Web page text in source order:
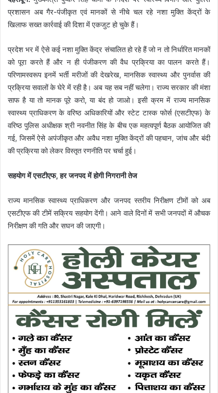
प्रशासन अब गैर-पंजीकृत एवं मानकों से नीचे चल रहे नशा मुक्ति केंद्रों के
खिलाफ सख्त कार्रवाई की दिशा में एकजुट हो चुके हैं।
प्रदेश भर में ऐसे कई नशा मुक्ति केंद्र संचालित हो रहे हैं जो न तो निर्धारित मानकों
को पूरा करते हैं और न ही पंजीकरण की वैध प्रक्रिया का पालन करते हैं।
परिणामस्वरूप इनमें भर्ती मरीजों की देखरेख, मानसिक स्वास्थ्य और पुनर्वास की
प्रक्रिया सवालों के घेरे में रही है। अब यह सब नहीं चलेगा। राज्य सरकार की मंशा
साफ है या तो मानक पूरे करो, या बंद हो जाओ। इसी क्रम में राज्य मानसिक
स्वास्थ्य प्राधिकरण के वरिष्ठ अधिकारियों और स्टेट टास्क फोर्स (एसटीएफ) के
वरिष्ठ पुलिस अधीक्षक श्री नवनीत सिंह के बीच एक महत्वपूर्ण बैठक आयोजित की
गई, जिसमें ऐसे अपंजीकृत और अवैध नशा मुक्ति केंद्रों की पहचान, जांच और बंदी
की प्रक्रिया को लेकर विस्तृत रणनीति पर चर्चा हुई।
सहयोग में एसटीएफ, हर जनपद में होगी निगरानी तेज
राज्य मानसिक स्वास्थ्य प्राधिकरण और जनपद स्तरीय निरीक्षण टीमों को अब
एसटीएफ की टीमें सक्रिय सहयोग देंगी। आने वाले दिनों में सभी जनपदों में औचक
निरीक्षण की गति और सघन की जाएगी।